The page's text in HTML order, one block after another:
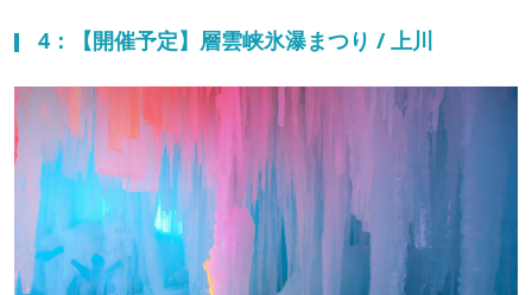
4：【開催予定】層雲峡氷瀑まつり / 上川